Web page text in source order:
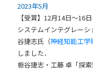
2023年5月
【受賞】12月14日～16
システムインテグレー
谷捷志氏（神経知能工学
しました．
栃谷捷志・工藤 卓「探